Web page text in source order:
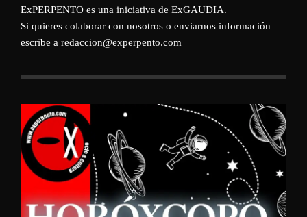
ExPERPENTO es una iniciativa de ExGAUDIA.
Si quieres colaborar con nosotros o enviarnos información
escribe a redaccion@experpento.com